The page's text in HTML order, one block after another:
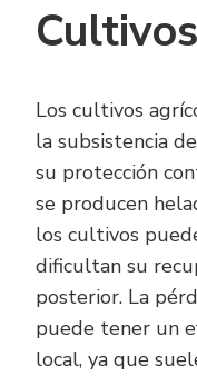
Los cultivos
la subsistencia
su protección
se producen
los cultivos
dificultan su
posterior. La
puede tener un
local, ya que